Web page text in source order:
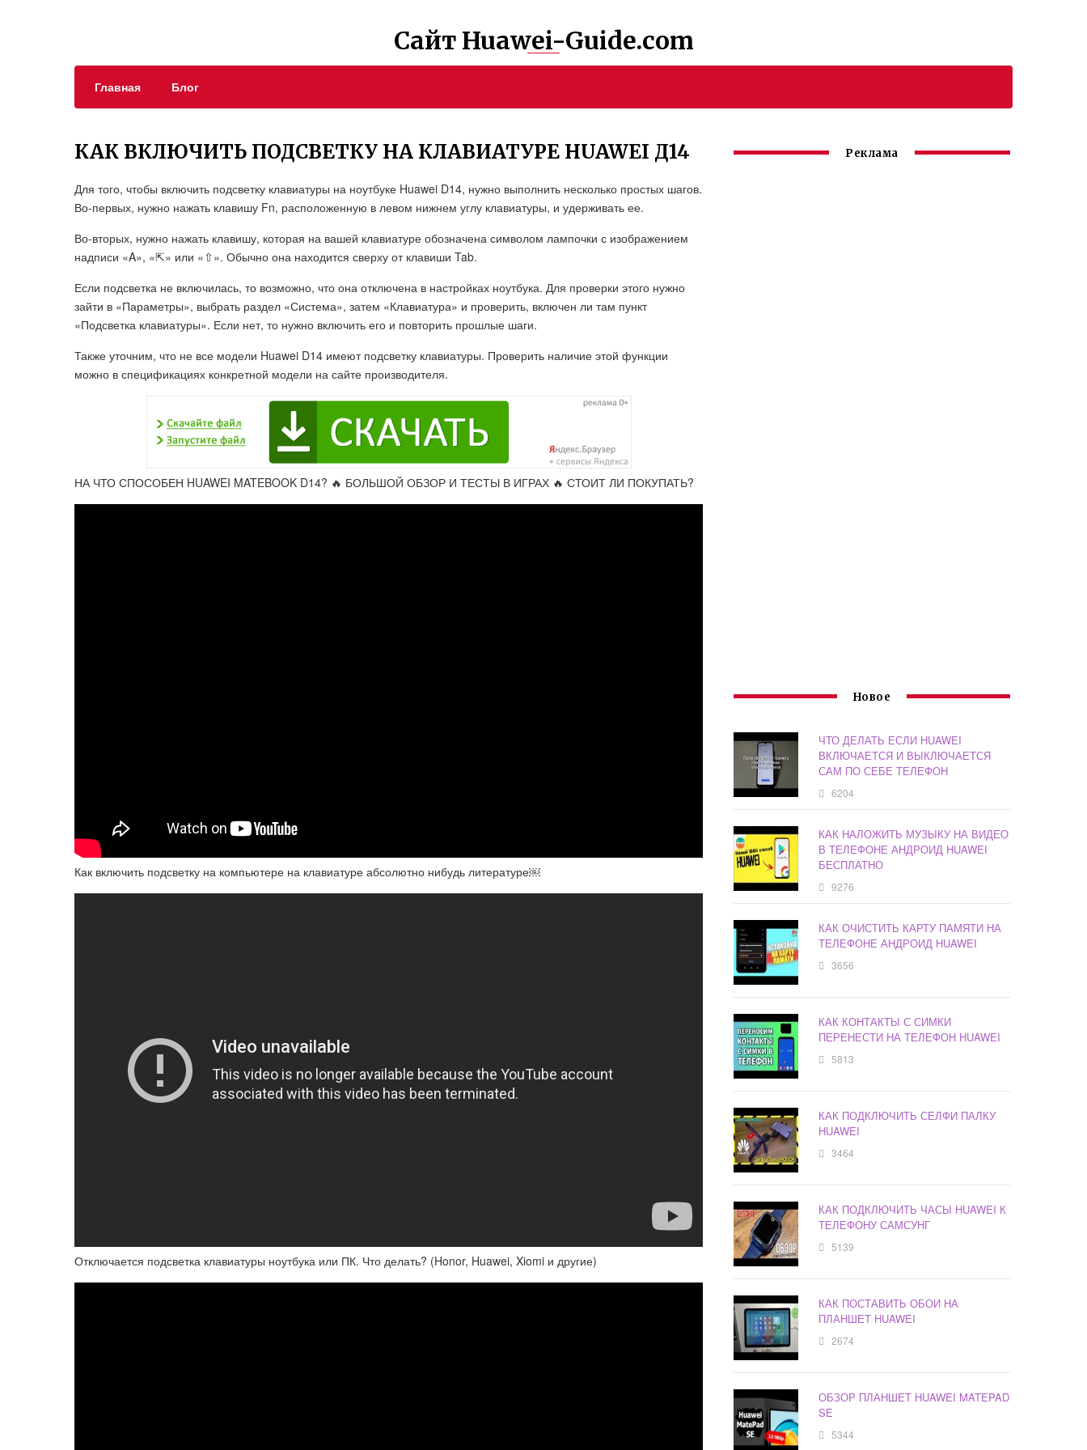
Сайт Huawei-Guide.com
Главная Блог
КАК ВКЛЮЧИТЬ ПОДСВЕТКУ НА КЛАВИАТУРЕ HUAWEI Д14
Для того, чтобы включить подсветку клавиатуры на ноутбуке Huawei D14, нужно выполнить несколько простых шагов.
Во-первых, нужно нажать клавишу Fn, расположенную в левом нижнем углу клавиатуры, и удерживать ее.
Во-вторых, нужно нажать клавишу, которая на вашей клавиатуре обозначена символом лампочки с изображением
надписи «A», «⇱» или «⇧». Обычно она находится сверху от клавиши Tab.
Если подсветка не включилась, то возможно, что она отключена в настройках ноутбука. Для проверки этого нужно
зайти в «Параметры», выбрать раздел «Система», затем «Клавиатура» и проверить, включен ли там пункт
«Подсветка клавиатуры». Если нет, то нужно включить его и повторить прошлые шаги.
Также уточним, что не все модели Huawei D14 имеют подсветку клавиатуры. Проверить наличие этой функции
можно в спецификациях конкретной модели на сайте производителя.
НА ЧТО СПОСОБЕН HUAWEI MATEBOOK D14? 🔥 БОЛЬШОЙ ОБЗОР И ТЕСТЫ В ИГРАХ 🔥 СТОИТ ЛИ ПОКУПАТЬ?
Как включить подсветку на компьютере на клавиатуре абсолютно нибудь литературе￼
Отключается подсветка клавиатуры ноутбука или ПК. Что делать? (Honor, Huawei, Xiomi и другие)
Реклама
Новое
ЧТО ДЕЛАТЬ ЕСЛИ HUAWEI
ВКЛЮЧАЕТСЯ И ВЫКЛЮЧАЕТСЯ
САМ ПО СЕБЕ ТЕЛЕФОН
6204
КАК НАЛОЖИТЬ МУЗЫКУ НА ВИДЕО
В ТЕЛЕФОНЕ АНДРОИД HUAWEI
БЕСПЛАТНО
9276
КАК ОЧИСТИТЬ КАРТУ ПАМЯТИ НА
ТЕЛЕФОНЕ АНДРОИД HUAWEI
3656
КАК КОНТАКТЫ С СИМКИ
ПЕРЕНЕСТИ НА ТЕЛЕФОН HUAWEI
5813
КАК ПОДКЛЮЧИТЬ СЕЛФИ ПАЛКУ
HUAWEI
3464
КАК ПОДКЛЮЧИТЬ ЧАСЫ HUAWEI К
ТЕЛЕФОНУ САМСУНГ
5139
КАК ПОСТАВИТЬ ОБОИ НА
ПЛАНШЕТ HUAWEI
2674
ОБЗОР ПЛАНШЕТ HUAWEI MATEPAD
SE
5344